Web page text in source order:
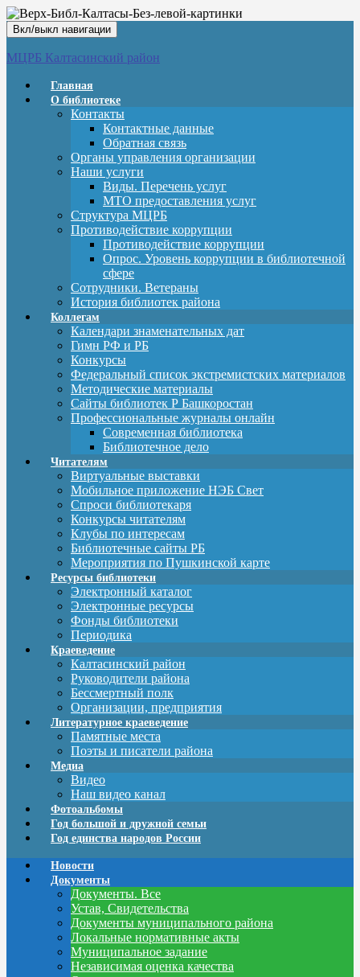
Вкл/выкл навигации
МЦРБ Калтасинский район
Главная
О библиотеке
Контакты
Контактные данные
Обратная связь
Органы управления организации
Наши услуги
Виды. Перечень услуг
МТО предоставления услуг
Структура МЦРБ
Противодействие коррупции
Противодействие коррупции
Опрос. Уровень коррупции в библиотечной
сфере
Сотрудники. Ветераны
История библиотек района
Коллегам
Календари знаменательных дат
Гимн РФ и РБ
Конкурсы
Федеральный список экстремистских материалов
Методические материалы
Сайты библиотек Р Башкоростан
Профессиональные журналы онлайн
Современная библиотека
Библиотечное дело
Читателям
Виртуальные выставки
Мобильное приложение НЭБ Свет
Спроси библиотекаря
Конкурсы читателям
Клубы по интересам
Библиотечные сайты РБ
Мероприятия по Пушкинской карте
Ресурсы библиотеки
Электронный каталог
Электронные ресурсы
Фонды библиотеки
Периодика
Краеведение
Калтасинский район
Руководители района
Бессмертный полк
Организации, предприятия
Литературное краеведение
Памятные места
Поэты и писатели района
Медиа
Видео
Наш видео канал
Фотоальбомы
Год большой и дружной семьи
Год единства народов России
Новости
Документы
Документы. Все
Устав, Свидетельства
Документы муниципального района
Локальные нормативные акты
Муниципальное задание
Независимая оценка качества